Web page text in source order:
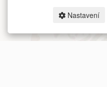
Nastavení